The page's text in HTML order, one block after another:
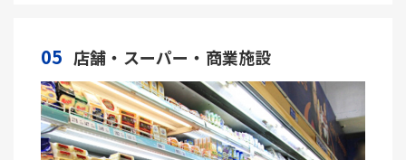
05 店舗・スーパー・商業施設